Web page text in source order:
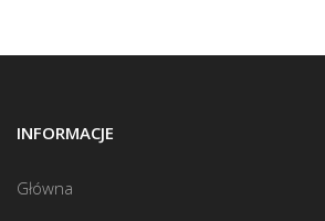
INFORMACJE
Główna